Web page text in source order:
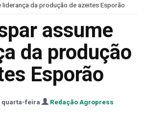
liderança da produção de azeites Esporão
assume
da produção
Esporão
quarta-feira
Redação Agropress